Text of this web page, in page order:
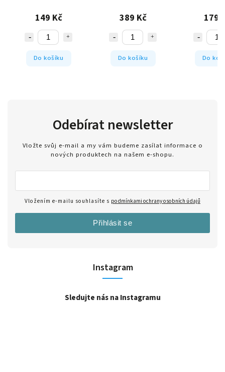
149 Kč
Do košíku
389 Kč
Do košíku
179
Do
Instagram
Sledujte nás na Instagramu
Odebírat newsletter
Vložte svůj e-mail a my vám budeme zasílat informace o
nových produktech na našem e-shopu.
Vložením e-mailu souhlasíte s podmínkami ochrany osobních údajů
Přihlásit se